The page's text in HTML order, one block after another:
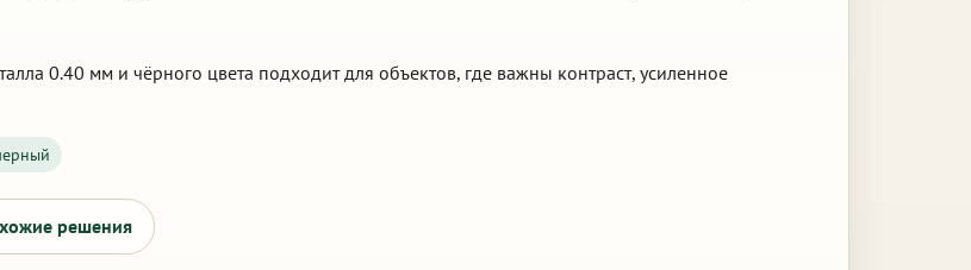
0.40 мм и чёрного цвета подходит для объектов, где важны контраст, усиленное
решения